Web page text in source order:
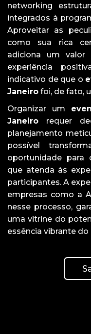
networking
integrados à
Aproveitar as
como sua rica
adiciona um
experiência
indicativo de que o
Janeiro foi, de fato,
Organizar um
Janeiro requer
planejamento
possível
oportunidade para
que atenda às
participantes. A
empresas como a
nesse processo,
uma vitrine do
essência vibrante do